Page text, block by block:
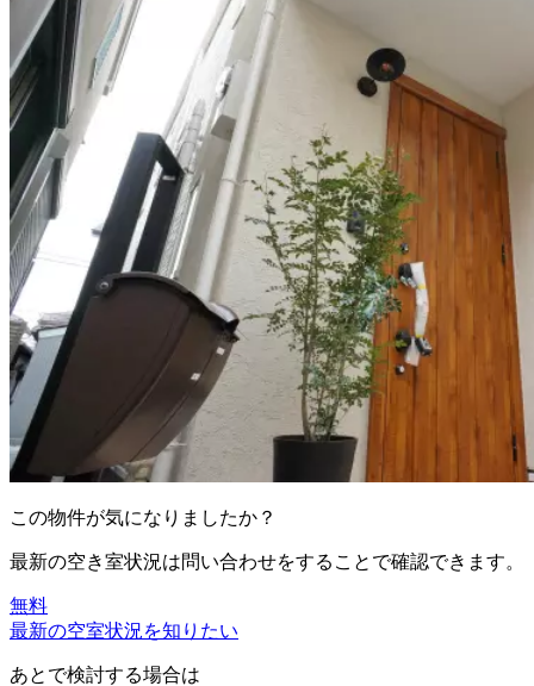
この物件が気になりましたか？
最新の空き室状況は問い合わせをすることで確認できます。
無料
最新の空室状況を知りたい
あとで検討する場合は